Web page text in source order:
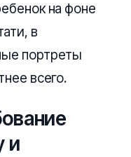
на фоне
в
портреты
всего.
и